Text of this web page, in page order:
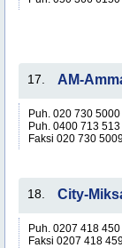
17. AM-
Puh. 020 730 5000
Puh. 0400 713 513
Faksi 020 730
18. City-
Puh. 0207 418 450
Faksi 0207 418